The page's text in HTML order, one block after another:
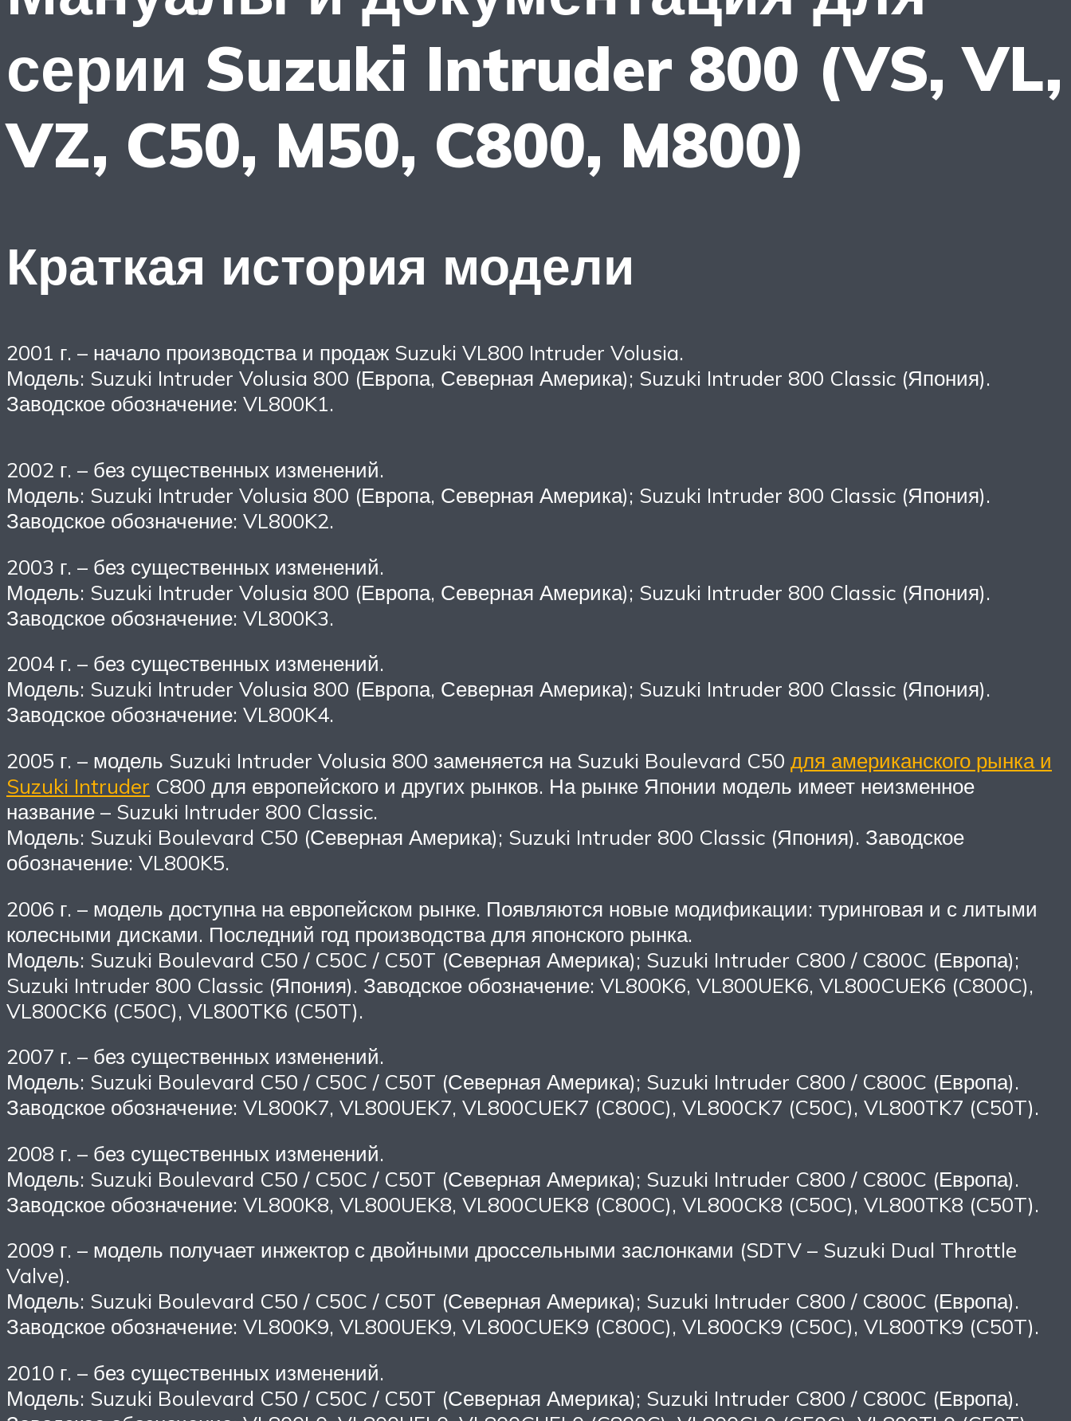
серии Suzuki Intruder 800 (VS, VL,
VZ, C50, M50, C800, M800)
Краткая история модели
2001 г. – начало производства и продаж Suzuki VL800 Intruder Volusia.
Модель: Suzuki Intruder Volusia 800 (Европа, Северная Америка); Suzuki Intruder 800 Classic (Япония).
Заводское обозначение: VL800K1.
2002 г. – без существенных изменений.
Модель: Suzuki Intruder Volusia 800 (Европа, Северная Америка); Suzuki Intruder 800 Classic (Япония).
Заводское обозначение: VL800K2.
2003 г. – без существенных изменений.
Модель: Suzuki Intruder Volusia 800 (Европа, Северная Америка); Suzuki Intruder 800 Classic (Япония).
Заводское обозначение: VL800K3.
2004 г. – без существенных изменений.
Модель: Suzuki Intruder Volusia 800 (Европа, Северная Америка); Suzuki Intruder 800 Classic (Япония).
Заводское обозначение: VL800K4.
2005 г. – модель Suzuki Intruder Volusia 800 заменяется на Suzuki Boulevard C50 для американского рынка и
Suzuki Intruder C800 для европейского и других рынков. На рынке Японии модель имеет неизменное
название – Suzuki Intruder 800 Classic.
Модель: Suzuki Boulevard C50 (Северная Америка); Suzuki Intruder 800 Classic (Япония). Заводское
обозначение: VL800K5.
2006 г. – модель доступна на европейском рынке. Появляются новые модификации: туринговая и с литыми
колесными дисками. Последний год производства для японского рынка.
Модель: Suzuki Boulevard C50 / C50C / C50T (Северная Америка); Suzuki Intruder C800 / C800C (Европа);
Suzuki Intruder 800 Classic (Япония). Заводское обозначение: VL800K6, VL800UEK6, VL800CUEK6 (C800C),
VL800CK6 (C50C), VL800TK6 (C50T).
2007 г. – без существенных изменений.
Модель: Suzuki Boulevard C50 / C50C / C50T (Северная Америка); Suzuki Intruder C800 / C800C (Европа).
Заводское обозначение: VL800K7, VL800UEK7, VL800CUEK7 (C800C), VL800CK7 (C50C), VL800TK7 (C50T).
2008 г. – без существенных изменений.
Модель: Suzuki Boulevard C50 / C50C / C50T (Северная Америка); Suzuki Intruder C800 / C800C (Европа).
Заводское обозначение: VL800K8, VL800UEK8, VL800CUEK8 (C800C), VL800CK8 (C50C), VL800TK8 (C50T).
2009 г. – модель получает инжектор с двойными дроссельными заслонками (SDTV – Suzuki Dual Throttle
Valve).
Модель: Suzuki Boulevard C50 / C50C / C50T (Северная Америка); Suzuki Intruder C800 / C800C (Европа).
Заводское обозначение: VL800K9, VL800UEK9, VL800CUEK9 (C800C), VL800CK9 (C50C), VL800TK9 (C50T).
2010 г. – без существенных изменений.
Модель: Suzuki Boulevard C50 / C50C / C50T (Северная Америка); Suzuki Intruder C800 / C800C (Европа).